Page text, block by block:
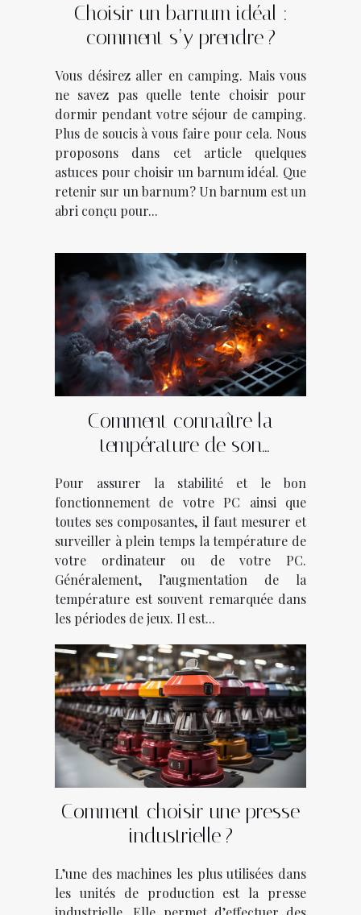
Choisir un barnum idéal :
comment s’y prendre ?
Vous désirez aller en camping. Mais vous
ne savez pas quelle tente choisir pour
dormir pendant votre séjour de camping.
Plus de soucis à vous faire pour cela. Nous
proposons dans cet article quelques
astuces pour choisir un barnum idéal. Que
retenir sur un barnum ? Un barnum est un
abri conçu pour...
Comment connaître la
température de son
Pour assurer la stabilité et le bon
fonctionnement de votre PC ainsi que
toutes ses composantes, il faut mesurer et
surveiller à plein temps la température de
votre ordinateur ou de votre PC.
Généralement, l’augmentation de la
température est souvent remarquée dans
les périodes de jeux. Il est...
Comment choisir une presse
industrielle ?
L’une des machines les plus utilisées dans
les unités de production est la presse